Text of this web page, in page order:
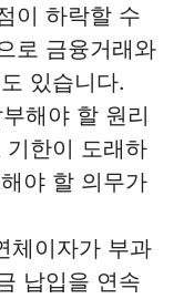
이 하락할 수
로 금융거래와
있습니다.
해야 할 원리
한이 도래하
야 할 의무가
체이자가 부과
납입을 연속